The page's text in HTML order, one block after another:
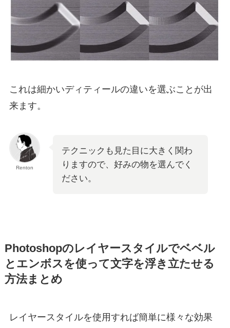
これは細かいディティールの違いを選ぶことが出
来ます。
Renton
テクニックも見た目に大きく関わ
りますので、好みの物を選んでく
ださい。
Photoshopのレイヤースタイルでベベル
とエンボスを使って文字を浮き立たせる
方法まとめ
レイヤースタイルを使用すれば簡単に様々な効果